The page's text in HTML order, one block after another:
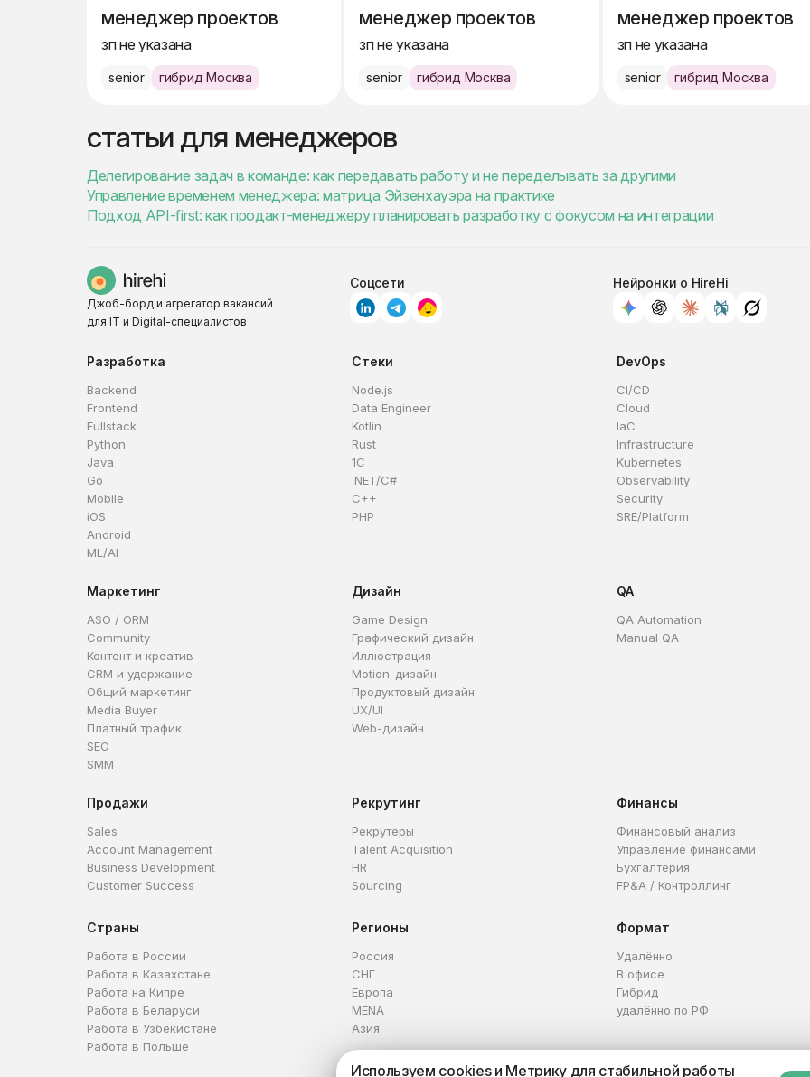
менеджер проектов
зп не указана
senior гибрид Москва
менеджер проектов
зп не указана
senior гибрид Москва
менеджер проектов
зп не указана
senior гибрид Москва
статьи для менеджеров
Делегирование задач в команде: как передавать работу и не переделывать за другими
Управление временем менеджера: матрица Эйзенхауэра на практике
Подход API-first: как продакт-менеджеру планировать разработку с фокусом на интеграции
Джоб-борд и агрегатор вакансий
для IT и Digital-специалистов
Соцсети Нейронки о HireHi
Разработка
Backend
Frontend
Fullstack
Python
Java
Go
Mobile
iOS
Android
ML/AI
Стеки
Node.js
Data Engineer
Kotlin
Rust
1C
.NET/C#
C++
PHP
DevOps
CI/CD
Cloud
IaC
Infrastructure
Kubernetes
Observability
Security
SRE/Platform
Маркетинг
ASO / ORM
Community
Контент и креатив
CRM и удержание
Общий маркетинг
Media Buyer
Платный трафик
SEO
SMM
Дизайн
Game Design
Графический дизайн
Иллюстрация
Motion-дизайн
Продуктовый дизайн
UX/UI
Web-дизайн
QA
QA Automation
Manual QA
Продажи
Sales
Account Management
Business Development
Customer Success
Рекрутинг
Рекрутеры
Talent Acquisition
HR
Sourcing
Финансы
Финансовый анализ
Управление финансами
Бухгалтерия
FP&A / Контроллинг
Страны
Работа в России
Работа в Казахстане
Работа на Кипре
Работа в Беларуси
Работа в Узбекистане
Работа в Польше
Регионы
Россия
СНГ
Европа
MENA
Азия
Формат
Удалённо
В офисе
Гибрид
удалённо по РФ
Используем cookies и Метрику для стабильной работы